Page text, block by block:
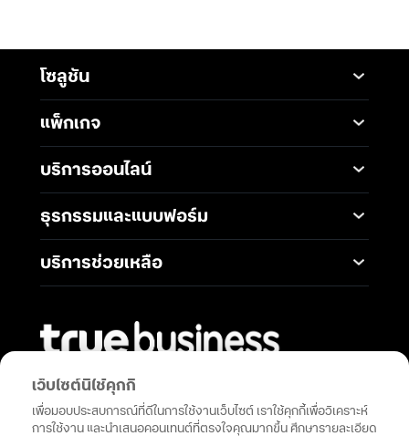
พันธมิตรที่คุณวางใจได้ในทุกความสำเร็จ
เสริมพลังธุรกิจของคุณด้วยโซลูชัน
โซลูชัน
Mobile
5G Infrastructure
Broadband Internet
Business Network
Wireless Network
International Gateway
Communications
Collaboration
Cloud Services
Solutions
Solutions
Network & Operation
Security
Open Network API
แพ็กเกจ
แพ็กเกจมือถือ
โซลูชันสำหรับ SME
บริการออนไลน์
ธุรกรรมและแบบฟอร์ม
ช่องทางการชำระค่าบริการ
การโอนกรรมสิทธิ์
การแต่งตั้งทรูเป็นตัวแทน
หักและนำส่งภาษี ณ ที่จ่าย
การสมัครบัญชีบัตรเครดิต
การสมัครบัญชีธนาคาร
บริการช่วยเหลือ
คำถามที่พบบ่อย
เว็บไซต์นี้ใช้คุกกี้
เพื่อมอบประสบการณ์ที่ดีในการใช้งานเว็บไซต์ เราใช้คุกกี้เพื่อวิเคราะห์
การใช้งาน และนำเสนอคอนเทนต์ที่ตรงใจคุณมากขึ้น ศึกษารายละเอียด